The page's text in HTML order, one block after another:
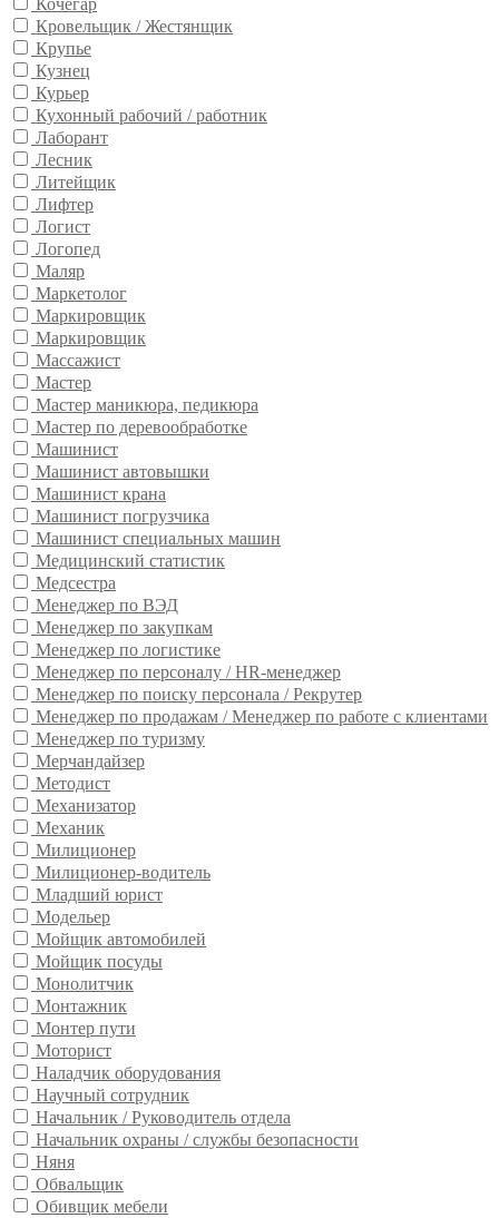
Кочегар
Кровельщик / Жестянщик
Крупье
Кузнец
Курьер
Кухонный рабочий / работник
Лаборант
Лесник
Литейщик
Лифтер
Логист
Логопед
Маляр
Маркетолог
Маркировщик
Маркировщик
Массажист
Мастер
Мастер маникюра, педикюра
Мастер по деревообработке
Машинист
Машинист автовышки
Машинист крана
Машинист погрузчика
Машинист специальных машин
Медицинский статистик
Медсестра
Менеджер по ВЭД
Менеджер по закупкам
Менеджер по логистике
Менеджер по персоналу / HR-менеджер
Менеджер по поиску персонала / Рекрутер
Менеджер по продажам / Менеджер по работе с клиентами
Менеджер по туризму
Мерчандайзер
Методист
Механизатор
Механик
Милиционер
Милиционер-водитель
Младший юрист
Модельер
Мойщик автомобилей
Мойщик посуды
Монолитчик
Монтажник
Монтер пути
Моторист
Наладчик оборудования
Научный сотрудник
Начальник / Руководитель отдела
Начальник охраны / службы безопасности
Няня
Обвальщик
Обивщик мебели